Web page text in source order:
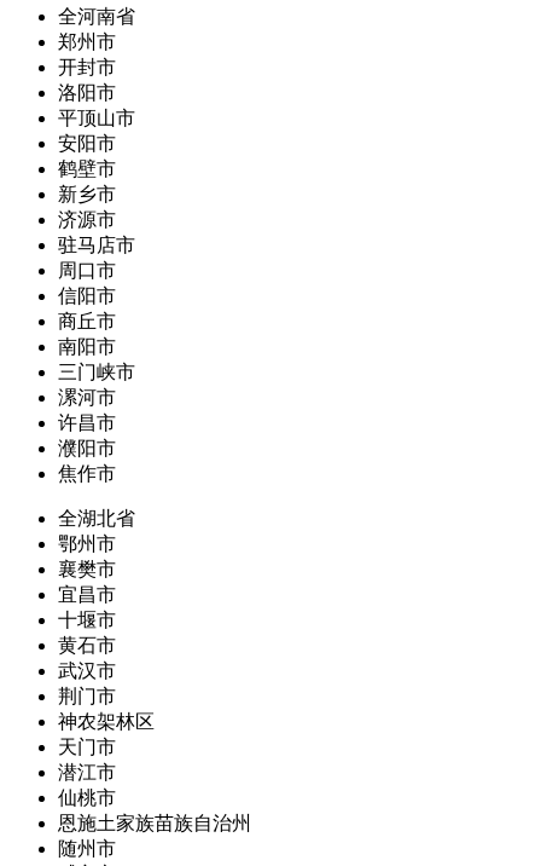
全河南省
郑州市
开封市
洛阳市
平顶山市
安阳市
鹤壁市
新乡市
济源市
驻马店市
周口市
信阳市
商丘市
南阳市
三门峡市
漯河市
许昌市
濮阳市
焦作市
全湖北省
鄂州市
襄樊市
宜昌市
十堰市
黄石市
武汉市
荆门市
神农架林区
天门市
潜江市
仙桃市
恩施土家族苗族自治州
随州市